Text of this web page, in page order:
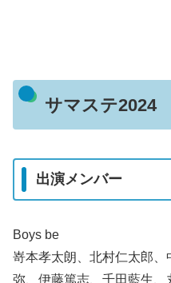
サマステ
出演メンバー
Boys be
嵜本孝太朗、北村仁太郎
弥、伊藤篤志、千田藍生